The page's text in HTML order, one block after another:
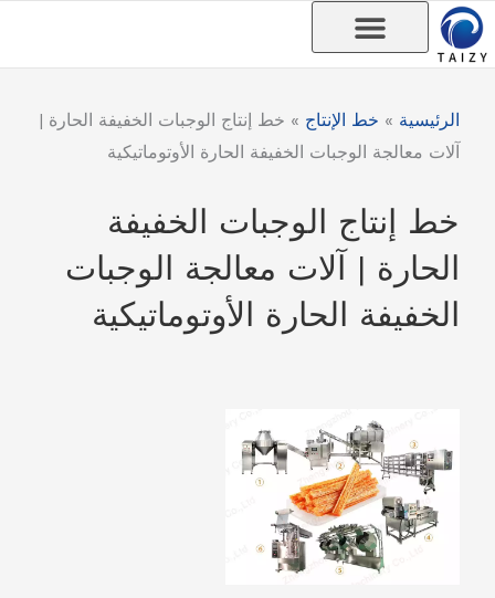
تخطي
إلى
الرئيسية » خط الإنتاج » خط إنتاج الوجبات الخفيفة الحارة |
آلات معالجة الوجبات الخفيفة الحارة الأوتوماتيكية
خط إنتاج الوجبات الخفيفة
الحارة | آلات معالجة الوجبات
الخفيفة الحارة الأوتوماتيكية